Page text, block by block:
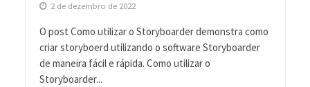
2 de dezembro de 2022
O post Como utilizar o Storyboarder demonstra como
criar storyboerd utilizando o software Storyboarder
de maneira fácil e rápida. Como utilizar o
Storyboarder...